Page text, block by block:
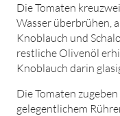
Die Tomaten
Wasser überbrühen,
Knoblauch und
restliche Olivenöl
Knoblauch darin
Die Tomaten
gelegentlichem